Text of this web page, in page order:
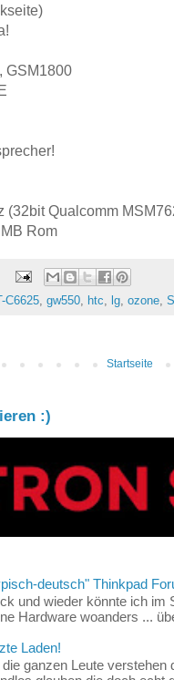
GSM1800
(32bit Qualcomm
Rom
C6625, gw550, htc, lg, ozone,
Startseite
:)
deutsch" Thinkpad
und wieder könnte ich im
Hardware woanders ...
Laden!
ganzen Leute